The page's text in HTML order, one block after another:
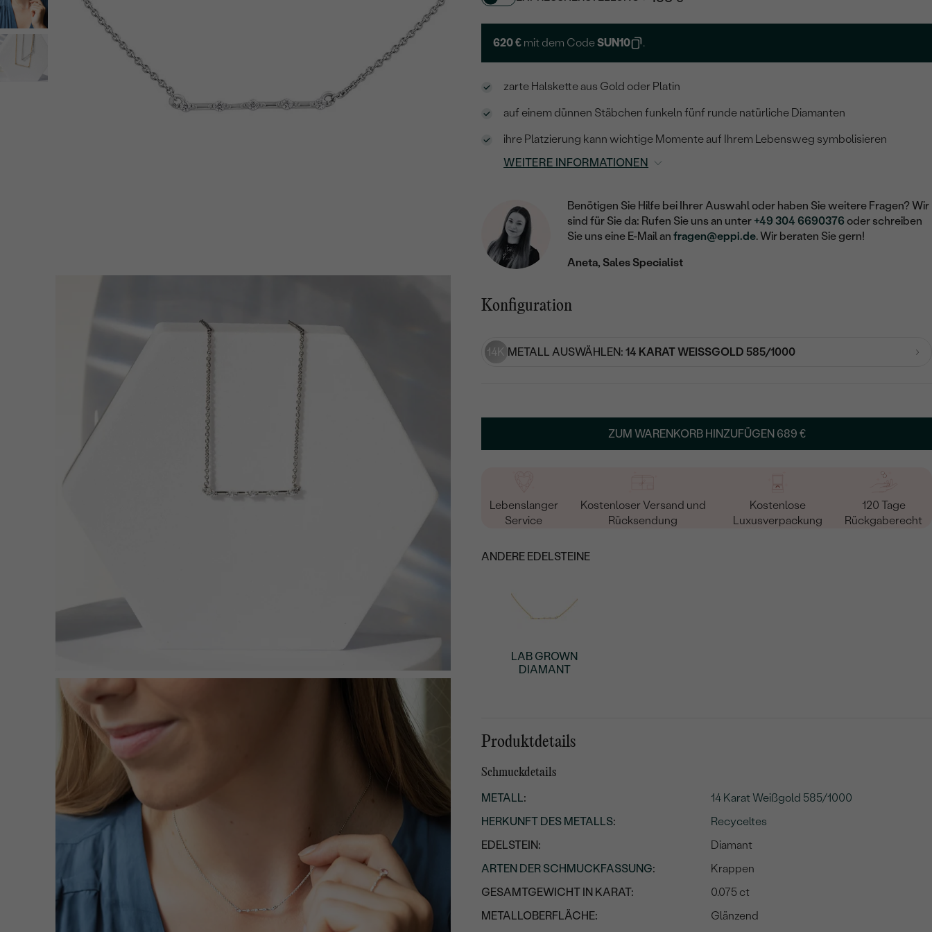
620 € mit dem CodeSUN10 .
zarte Halskette aus Gold oder Platin
auf einem dünnen Stäbchen funkeln fünf runde natürliche Diamanten
ihre Platzierung kann wichtige Momente auf Ihrem Lebensweg symbolisieren
WEITERE INFORMATIONEN
Benötigen Sie Hilfe bei Ihrer Auswahl oder haben Sie weitere Fragen? Wir
sind für Sie da: Rufen Sie uns an unter +49 304 6690376 oder schreiben
Sie uns eine E-Mail anfragen@eppi.de. Wir beraten Sie gern!
Aneta, Sales Specialist
Konfiguration
14K METALL AUSWÄHLEN: 14 KARAT WEISSGOLD 585/1000
ZUM WARENKORB HINZUFÜGEN 689 €
Lebenslanger
Service
Kostenloser Versand und
Rücksendung
Kostenlose
Luxusverpackung
120 Tage
Rückgaberecht
ANDERE EDELSTEINE
LAB GROWN
DIAMANT
Produktdetails
Schmuckdetails
METALL:
14 Karat Weißgold 585/1000
HERKUNFT DES METALLS:
Recyceltes
EDELSTEIN:
Diamant
ARTEN DER SCHMUCKFASSUNG:
Krappen
GESAMTGEWICHT IN KARAT:
0.075 ct
METALLOBERFLÄCHE:
Glänzend